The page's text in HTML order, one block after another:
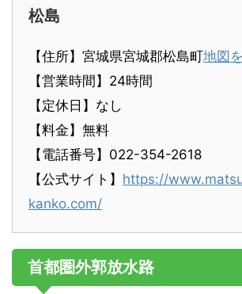
松島
【住所】宮城県宮城郡松島町地図
【営業時間】24時間
【定休日】なし
【料金】無料
【電話番号】022-354-2618
【公式サイト】 https://
kanko.com/
首都圏外郭放水路